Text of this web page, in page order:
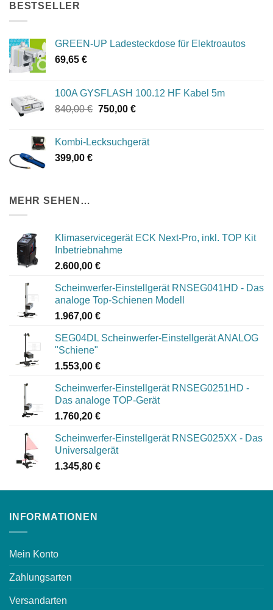
BESTSELLER
GREEN-UP Ladesteckdose für Elektroautos
69,65 €
100A GYSFLASH 100.12 HF Kabel 5m
840,00€ Ursprünglicher
840,00 €
750,00 €Aktueller
750,00 €.
Kombi-Lecksuchgerät
399,00 €
MEHR SEHEN…
Klimaservicegerät ECK Next-Pro, inkl. TOP Kit
Inbetriebnahme
2.600,00 €
Scheinwerfer-Einstellgerät RNSEG041HD - Das
analoge Top-Schienen Modell
1.967,00 €
SEG04DL Scheinwerfer-Einstellgerät ANALOG
"Schiene"
1.553,00 €
Scheinwerfer-Einstellgerät RNSEG0251HD -
Das analoge TOP-Gerät
1.760,20 €
Scheinwerfer-Einstellgerät RNSEG025XX - Das
Universalgerät
1.345,80 €
INFORMATIONEN
Mein Konto
Zahlungsarten
Versandarten